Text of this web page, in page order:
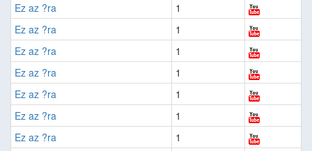
Ez az ?ra
1
Ez az ?ra
1
Ez az ?ra
1
Ez az ?ra
1
Ez az ?ra
1
Ez az ?ra
1
Ez az ?ra
1